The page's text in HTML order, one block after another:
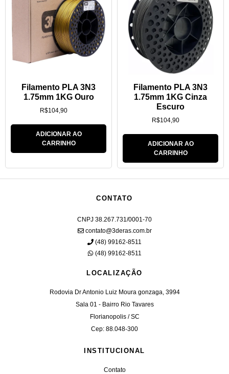
Filamento PLA 3N3
1.75mm 1KG Ouro
R$104,90
ADICIONAR AO
CARRINHO
Filamento PLA 3N3
1.75mm 1KG Cinza
Escuro
R$104,90
ADICIONAR AO
CARRINHO
CONTATO
CNPJ 38.267.731/0001-70
contato@3deras.com.br
(48) 99162-8511
(48) 99162-8511
LOCALIZAÇÃO
Rodovia Dr Antonio Luiz Moura gonzaga, 3994
Sala 01 - Bairro Rio Tavares
Florianopolis / SC
Cep: 88.048-300
INSTITUCIONAL
Contato